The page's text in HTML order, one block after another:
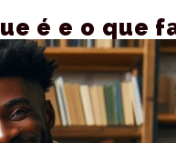
é e o que